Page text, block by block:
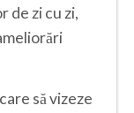
de zi cu zi,
să vizeze